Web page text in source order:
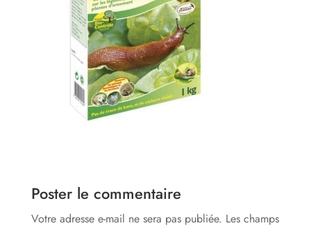
Poster le commentaire
Votre adresse e-mail ne sera pas publiée. Les champs